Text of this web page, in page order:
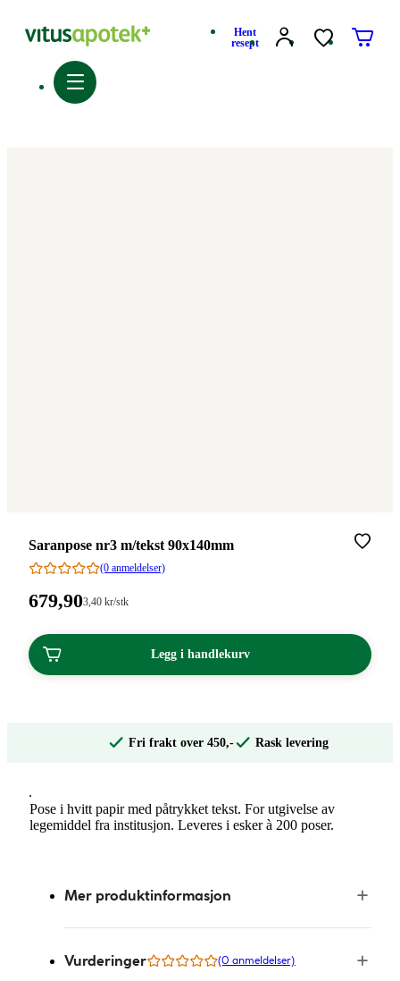
Hent
resept
Merke:
Saranpose nr3 m/tekst 90x140mm
(0 anmeldelser)
Pris:
kroner.
679,90Stykkpris:
kroner.
3 ,40 kr/stk
Legg i handlekurv
Fri frakt over 450,- Rask levering
.
Pose i hvitt papir med påtrykket tekst. For utgivelse av
legemiddel fra institusjon. Leveres i esker à 200 poser.
Mer produktinformasjon
Vurderinger (0 anmeldelser)